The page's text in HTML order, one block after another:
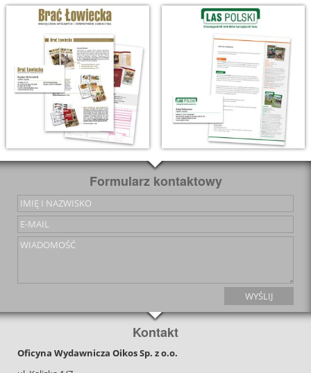
Formularz kontaktowy
Kontakt
Oficyna Wydawnicza Oikos Sp. z o.o.